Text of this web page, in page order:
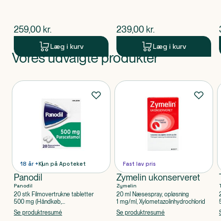
$nuværende pris
259,00 kr.
Læg i kurv
$nuværende pris
239,00 kr.
Læg i kurv
Produkt 1 af 0
Vores udvalgte produkter
Produkter
18 år +Kun på Apoteket
Panodil
Panodil
20 stk Filmovertrukne tabletter
500 mg (Håndkøb,
apoteksforbeholdt), Paracetamol
Se produktresumé
Fast lav pris
Zymelin ukonserveret
Zymelin
20 ml Næsespray, opløsning
1 mg/ml, Xylometazolinhydrochlorid
Se produktresumé